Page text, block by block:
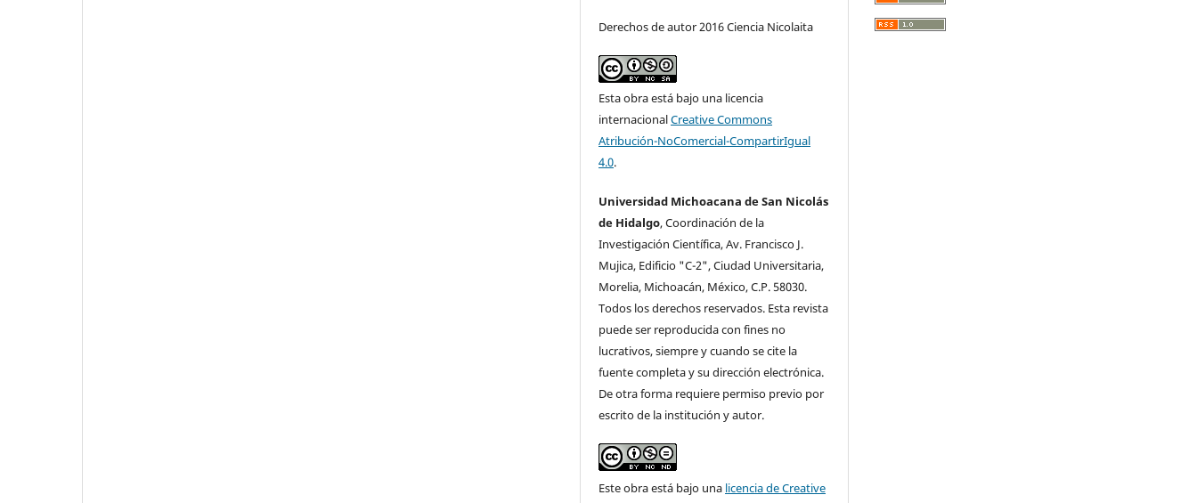
Derechos de autor 2016 Ciencia Nicolaita
Esta obra está bajo una licencia
internacionalCreative Commons
Atribución-NoComercial-CompartirIgual
4.0.
Universidad Michoacana de San Nicolás
de Hidalgo, Coordinación de la
Investigación Cientí­fica, Av. Francisco J.
Mujica, Edificio "C-2", Ciudad Universitaria,
Morelia, Michoacán, México, C.P. 58030.
Todos los derechos reservados. Esta revista
puede ser reproducida con fines no
lucrativos, siempre y cuando se cite la
fuente completa y su dirección electrónica.
De otra forma requiere permiso previo por
escrito de la institución y autor.
Este obra está bajo una licencia de Creative